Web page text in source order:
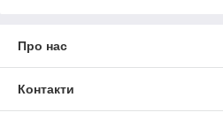
Про нас
Контакти